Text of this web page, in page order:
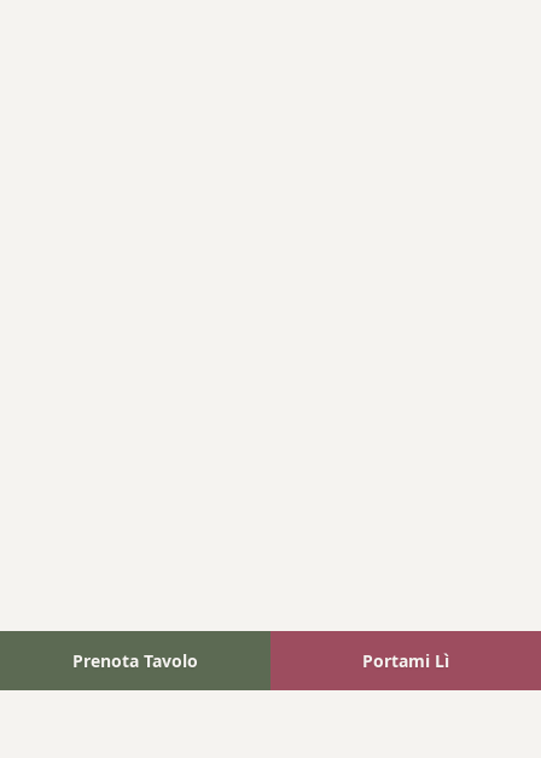
Prenota Tavolo Portami Lì